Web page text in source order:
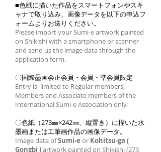
■色紙に描いた作品をスマートフォンやスキ
ャナで取り込み、画像データを以下の申込フ
ォームよりお送りください。
Please import your Sumi-e artwork painted
on Shikishi with a smartphone or scanner
and send us the image data through the
application form.
〇国際墨画会正会員・会員・準会員限定
Entry is limited to Regular members,
Members and Associate members of the
International Sumi-e Association only.
〇色紙（273㎜×242㎜、縦置き）に描いた水
墨画または工筆画作品の画像データ。
Image data ofSumi-e or Kohitsu-ga (
Gongbi )artwork painted on Shikishi (273